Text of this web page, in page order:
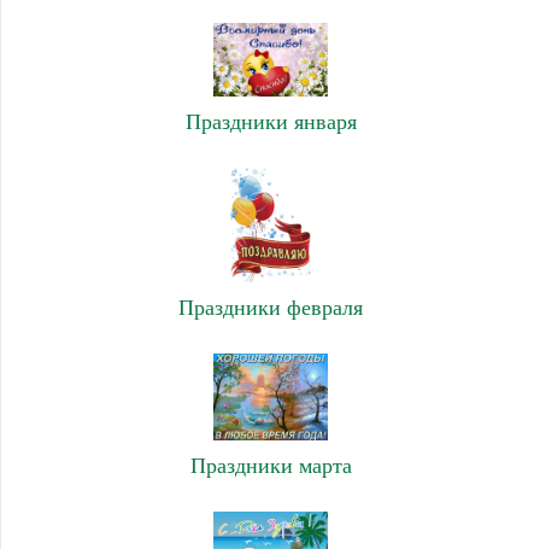
Праздники января
Праздники февраля
Праздники марта